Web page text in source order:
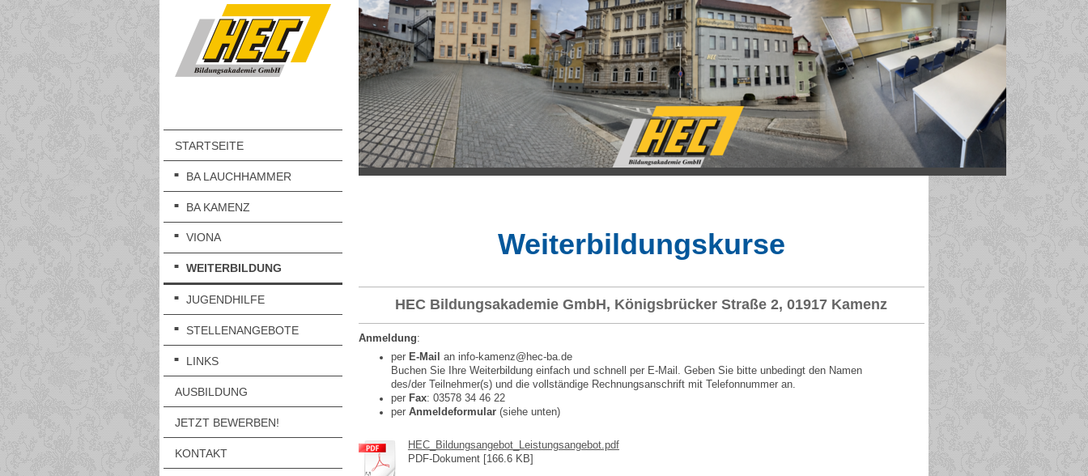
STARTSEITE
BA LAUCHHAMMER
BA KAMENZ
VIONA
WEITERBILDUNG
JUGENDHILFE
STELLENANGEBOTE
LINKS
AUSBILDUNG
JETZT BEWERBEN!
KONTAKT
Weiterbildungskurse
HEC Bildungsakademie GmbH, Königsbrücker Straße 2, 01917 Kamenz
Anmeldung:
per E-Mail
an info-kamenz@hec-ba.de
Buchen Sie Ihre Weiterbildung einfach und schnell per E-Mail. Geben Sie bitte unbedingt den Namen
des/der Teilnehmer(s) und die vollständige Rechnungsanschrift mit Telefonnummer an.
per Fax: 03578 34 46 22
per Anmeldeformular(siehe unten)
HEC_Bildungsangebot_Leistungsangebot.pdf
PDF-Dokument [166.6 KB]